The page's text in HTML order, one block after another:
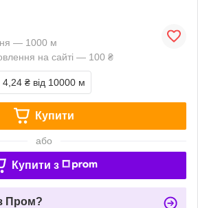
— 1000 м
на сайті — 100 ₴
4,24 ₴ від 10000 м
Купити
або
Купити з
Пром?